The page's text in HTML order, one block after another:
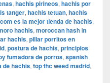
, hachis pirineos, hachis por
tanger, hachis tetuan, hachis
es la mejor tienda de hachis,
hachis, moroccan hash in
hachis, pillar porritos en
, postura de hachis, principios
fumadora de porros, spanish
de hachis, top thc weed madrid,